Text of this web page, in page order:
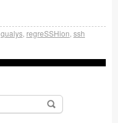
qualys regreSSHion ssh